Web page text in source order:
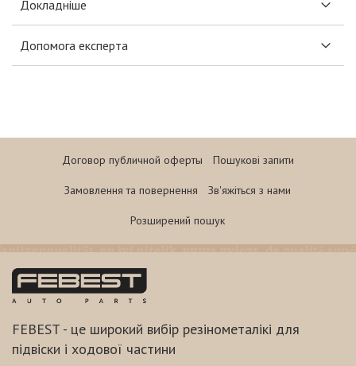
Докладніше
Допомога експерта
Договор публичной оферты Пошукові запити
Замовлення та повернення Зв'яжіться з нами
Розширений пошук
FEBEST - це широкий вибір резінометалікі для
підвіски і ходової частини